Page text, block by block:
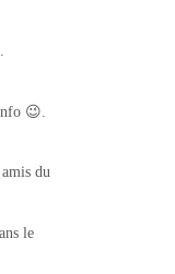
😉.
du
le